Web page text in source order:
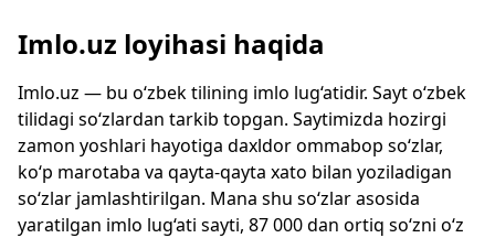
Imlo.uz loyihasi haqida
Imlo.uz — bu o‘zbek tilining imlo lug‘atidir. Sayt o‘zbek
tilidagi so‘zlardan tarkib topgan. Saytimizda hozirgi
zamon yoshlari hayotiga daxldor ommabop so‘zlar,
ko‘p marotaba va qayta-qayta xato bilan yoziladigan
so‘zlar jamlashtirilgan. Mana shu so‘zlar asosida
yaratilgan imlo lug‘ati sayti, 87 000 dan ortiq so‘zni o‘z